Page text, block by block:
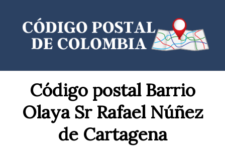
contenido
Código postal Barrio
Olaya Sr Rafael Núñez
de Cartagena